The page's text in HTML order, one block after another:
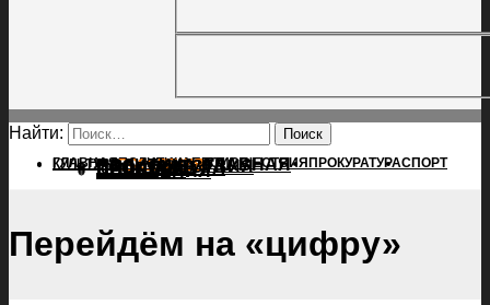
Найти:
ГЛАВНАЯПОЛИТИКАПРОИСШЕСТВИЯ ПРОКУРАТУРАСПОРТ
КУЛЬТУРАПОСЕЛЕНИЯГЛАВНАЯ
ПОЛИТИКА
ПРОИСШЕСТВИЯ
ПРОКУРАТУРА
СПОРТ
КУЛЬТУРА
ПОСЕЛЕНИЯ
Перейдём на «цифру»